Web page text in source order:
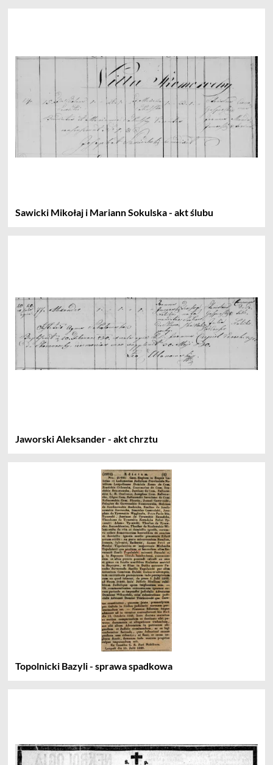
Sawicki Mikołaj i Mariann Sokulska - akt ślubu
Jaworski Aleksander - akt chrztu
Topolnicki Bazyli - sprawa spadkowa